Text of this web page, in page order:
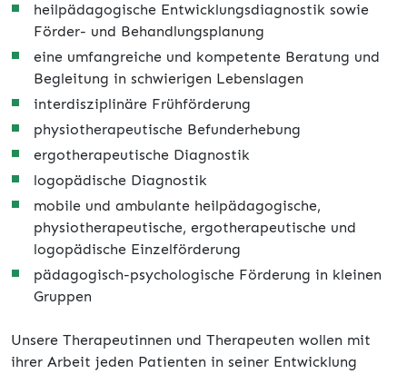
heilpädagogische Entwicklungsdiagnostik sowie
Förder- und Behandlungsplanung
eine umfangreiche und kompetente Beratung und
Begleitung in schwierigen Lebenslagen
interdisziplinäre Frühförderung
physiotherapeutische Befunderhebung
ergotherapeutische Diagnostik
logopädische Diagnostik
mobile und ambulante heilpädagogische,
physiotherapeutische, ergotherapeutische und
logopädische Einzelförderung
pädagogisch-psychologische Förderung in kleinen
Gruppen
Unsere Therapeutinnen und Therapeuten wollen mit
ihrer Arbeit jeden Patienten in seiner Entwicklung